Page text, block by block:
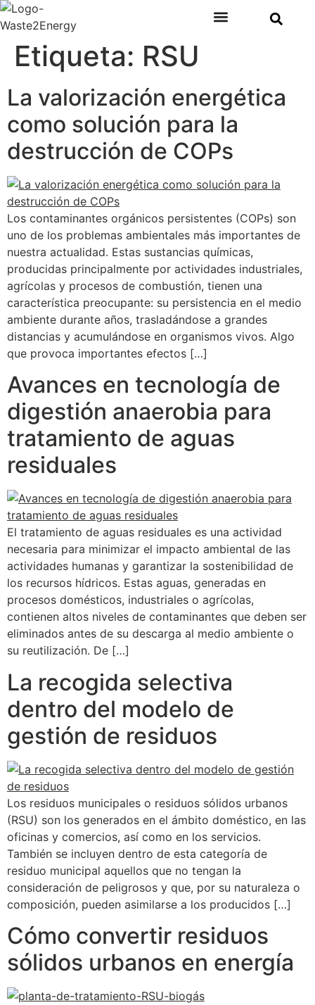
Etiqueta: RSU
La valorización energética
como solución para la
destrucción de COPs
Los contaminantes orgánicos persistentes (COPs) son
uno de los problemas ambientales más importantes de
nuestra actualidad. Estas sustancias químicas,
producidas principalmente por actividades industriales,
agrícolas y procesos de combustión, tienen una
característica preocupante: su persistencia en el medio
ambiente durante años, trasladándose a grandes
distancias y acumulándose en organismos vivos. Algo
que provoca importantes efectos […]
Avances en tecnología de
digestión anaerobia para
tratamiento de aguas
residuales
El tratamiento de aguas residuales es una actividad
necesaria para minimizar el impacto ambiental de las
actividades humanas y garantizar la sostenibilidad de
los recursos hídricos. Estas aguas, generadas en
procesos domésticos, industriales o agrícolas,
contienen altos niveles de contaminantes que deben ser
eliminados antes de su descarga al medio ambiente o
su reutilización. De […]
La recogida selectiva
dentro del modelo de
gestión de residuos
Los residuos municipales o residuos sólidos urbanos
(RSU) son los generados en el ámbito doméstico, en las
oficinas y comercios, así como en los servicios.
También se incluyen dentro de esta categoría de
residuo municipal aquellos que no tengan la
consideración de peligrosos y que, por su naturaleza o
composición, pueden asimilarse a los producidos […]
Cómo convertir residuos
sólidos urbanos en energía